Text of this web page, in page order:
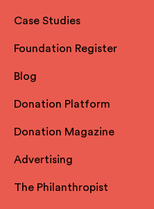
Case Studies
Foundation Register
Blog
Donation Platform
Donation Magazine
Advertising
The Philanthropist